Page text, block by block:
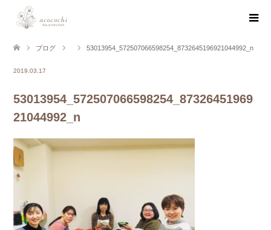
ブログ 53013954_572507066598254_8732645196921044992_n
2019.03.17
53013954_572507066598254_87326451969
21044992_n